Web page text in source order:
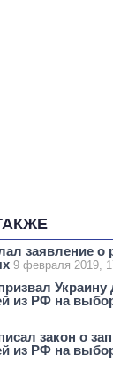
заявление о
9 февраля 2019,
Украину
из РФ на
закон о
из РФ на